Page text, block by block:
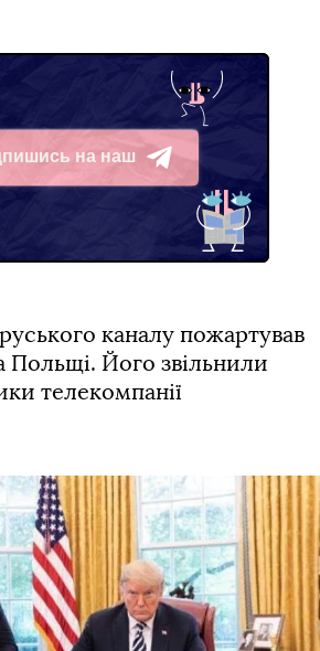
на наш
каналу пожартував
Польщі. Його звільнили
телекомпанії